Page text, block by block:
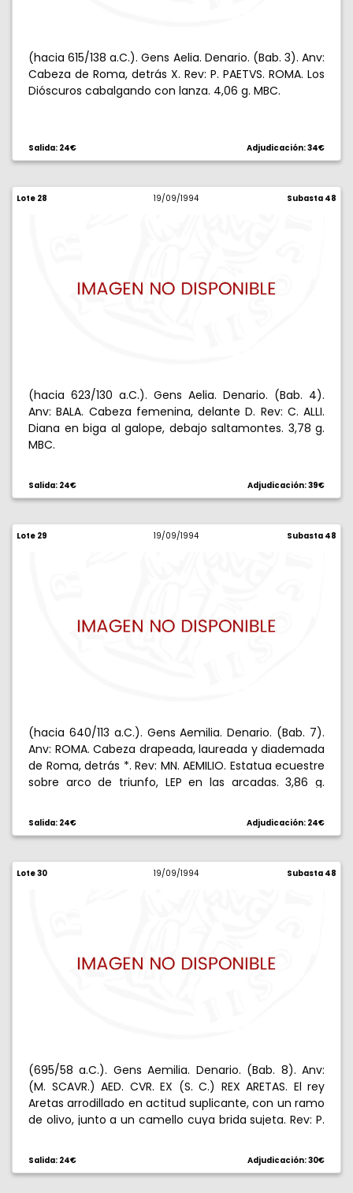
(hacia 615/138 a.C.). Gens Aelia. Denario. (Bab. 3). Anv:
Cabeza de Roma, detrás X. Rev: P. PAETVS. ROMA. Los
Dióscuros cabalgando con lanza. 4,06 g. MBC.
Salida: 24€ Adjudicación: 34€
Lote 28 19/09/1994 Subasta 48
(hacia 623/130 a.C.). Gens Aelia. Denario. (Bab. 4).
Anv: BALA. Cabeza femenina, delante D. Rev: C. ALLI.
Diana en biga al galope, debajo saltamontes. 3,78 g.
MBC.
Salida: 24€ Adjudicación: 39€
Lote 29 19/09/1994 Subasta 48
(hacia 640/113 a.C.). Gens Aemilia. Denario. (Bab. 7).
Anv: ROMA. Cabeza drapeada, laureada y diademada
de Roma, detrás *. Rev: MN. AEMILIO. Estatua ecuestre
sobre arco de triunfo, LEP en las arcadas. 3,86 g.
Salida: 24€ Adjudicación: 24€
Lote 30 19/09/1994 Subasta 48
(695/58 a.C.). Gens Aemilia. Denario. (Bab. 8). Anv:
(M. SCAVR.) AED. CVR. EX (S. C.) REX ARETAS. El rey
Aretas arrodillado en actitud suplicante, con un ramo
de olivo, junto a un camello cuya brida sujeta. Rev: P.
Júpiter en cuadriga al paso a izquierda, blandiendo
un rayo, bajo los cascos de los caballos, un escorpión.
Salida: 24€ Adjudicación: 30€